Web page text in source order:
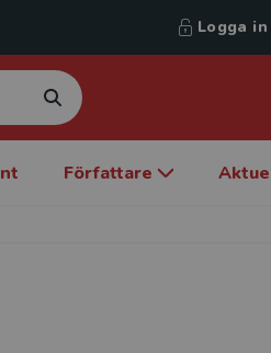
Logga in
Författare